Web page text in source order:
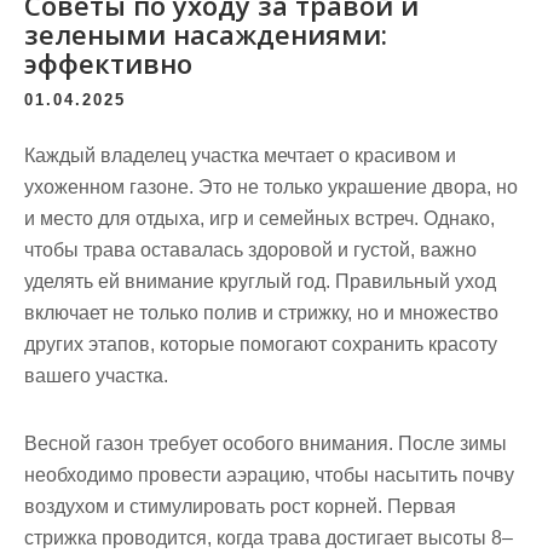
зелеными насаждениями:
эффективно
01.04.2025
Каждый владелец участка мечтает о красивом и
ухоженном газоне. Это не только украшение двора, но
и место для отдыха, игр и семейных встреч. Однако,
чтобы трава оставалась здоровой и густой, важно
уделять ей внимание круглый год. Правильный уход
включает не только полив и стрижку, но и множество
других этапов, которые помогают сохранить красоту
вашего участка.
Весной газон требует особого внимания. После зимы
необходимо провести аэрацию, чтобы насытить почву
воздухом и стимулировать рост корней. Первая
стрижка проводится, когда трава достигает высоты 8–